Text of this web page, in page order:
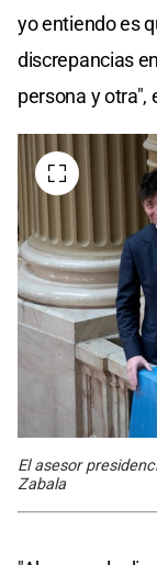
yo entiendo es
discrepancias
persona y otra",
El asesor
Zabala